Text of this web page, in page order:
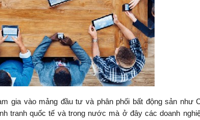
gia vào mảng đầu tư và phân phối bất động sản như
tranh quốc tế và trong nước mà ở đây các doanh